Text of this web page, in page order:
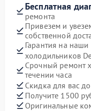
Бесплатная
ремонта
Привезем и
собственной
Гарантия на
холодильников
Срочный ремонт
течении часа
Скидка для вас до
Получите 1500
Оригинальные